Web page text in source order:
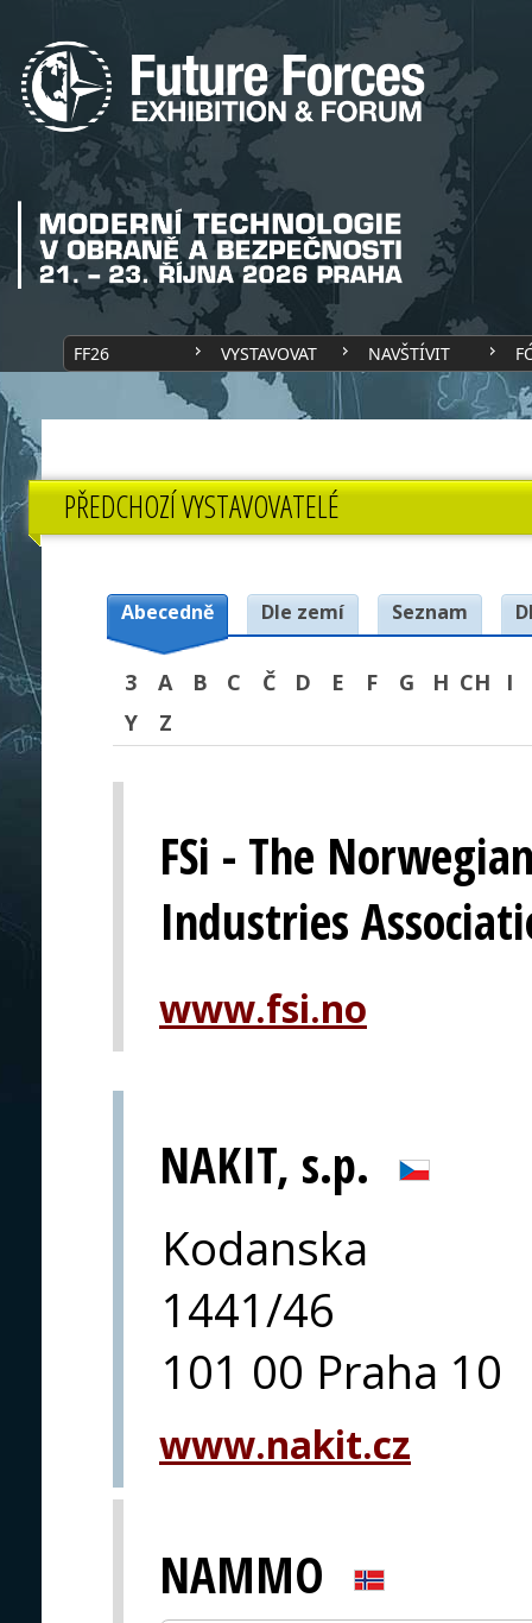
FF26 VYSTAVOVAT NAVŠTÍVIT
PŘEDCHOZÍ VYSTAVOVATELÉ
Abecedně Dle zemí Seznam
3 A B C Č D E F G H CH
I
Y
Z
FSi - The
Industries
www.fsi.no
NAKIT, s.p.
Kodanska
1441/46
101 00 Praha 10
www.nakit.cz
NAMMO